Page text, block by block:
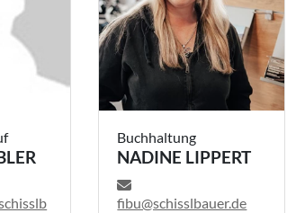
Buchhaltung
NADINE LIPPERT
fibu@schisslbauer.de